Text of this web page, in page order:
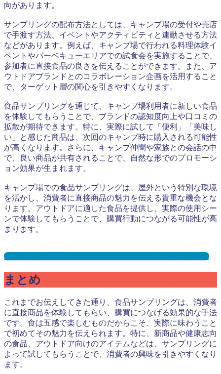
向があります。
サンプリングの配布方法としては、キャンプ場の受付や売店
で手渡す方法、イベントやアクティビティと連動させる方法
などがあります。例えば、キャンプ場で行われる料理体験イ
ベントやバーベキューエリアでの試食会を実施することで、
参加者に直接食品の良さを伝えることができます。また、ア
ウトドアブランドとのコラボレーション企画を活用すること
で、ターゲット層の関心を引きやすくなります。
食品サンプリングを通じて、キャンプ場利用者に新しい食品
を体験してもらうことで、ブランドの認知度向上や口コミの
拡散が期待できます。特に、実際に試して「便利」「美味し
い」と感じた商品は、次回のキャンプ時に購入される可能性
が高くなります。さらに、キャンプ仲間や家族との会話の中
で、良い商品が共有されることで、自然な形でのプロモーシ
ョン効果が生まれます。
キャンプ場での食品サンプリングは、屋外という特別な環境
を活かし、消費者に直接商品の魅力を伝える貴重な機会とな
ります。アウトドアに適した食品を提供し、実際の使用シー
ンで体験してもらうことで、購買行動につながる可能性が高
まります。
キャンプ場サンプリングとは？メリット３選と事例を紹介
まとめ
これまでお伝えしてきた通り、食品サンプリングは、消費者
に直接商品を体験してもらい、購買につなげる効果的な手法
です。食は五感で楽しむものだからこそ、実際に味わうこと
で初めてその魅力を伝えられます。特に、新商品や健康志向
の食品、アウトドア向けのアイテムなどは、サンプリングに
よって試してもらうことで、消費者の興味を引きやすくなり
ます。